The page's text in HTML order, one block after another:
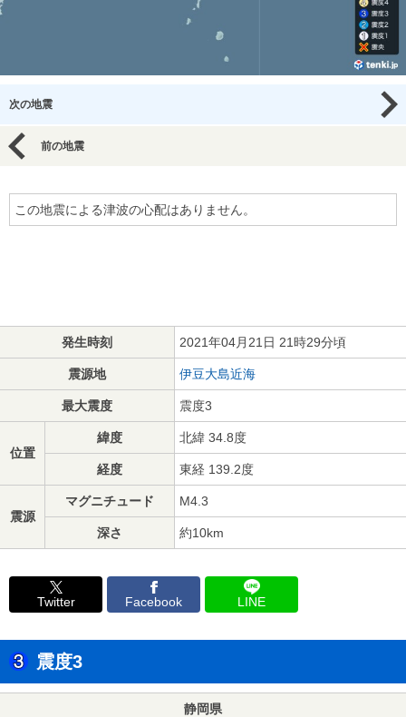
次の地震
前の地震
この地震による津波の心配はありません。
発生時刻 2021年04月21日 21時29分頃
震源地 伊豆大島近海
最大震度 震度3
位置
緯度 北緯 34.8度
経度 東経 139.2度
震源
マグニチュード M4.3
深さ 約10km
Twitter Facebook LINE
震度3
静岡県